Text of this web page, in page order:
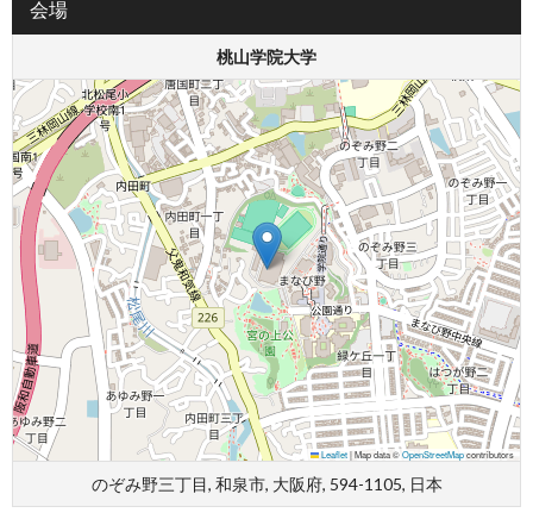
会場
桃山学院大学
Leaflet|Map data ©OpenStreetMapcontributors
のぞみ野三丁目, 和泉市, 大阪府, 594-1105, 日本